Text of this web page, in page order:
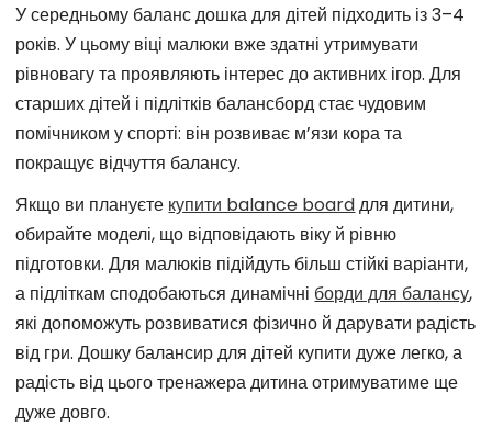
У середньому баланс дошка для дітей підходить із 3–4
років. У цьому віці малюки вже здатні утримувати
рівновагу та проявляють інтерес до активних ігор. Для
старших дітей і підлітків балансборд стає чудовим
помічником у спорті: він розвиває м’язи кора та
покращує відчуття балансу.
Якщо ви плануєте купити balance boardдля дитини,
обирайте моделі, що відповідають віку й рівню
підготовки. Для малюків підійдуть більш стійкі варіанти,
а підліткам сподобаються динамічні борди для балансу,
які допоможуть розвиватися фізично й дарувати радість
від гри. Дошку балансир для дітей купити дуже легко, а
радість від цього тренажера дитина отримуватиме ще
дуже довго.